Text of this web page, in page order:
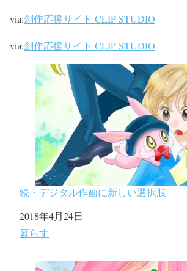
via:創作応援サイト CLIP STUDIO
via:創作応援サイト CLIP STUDIO
続・デジタル作画に新しい選択肢
日付
2018年4月24日
関連理由
暮らす